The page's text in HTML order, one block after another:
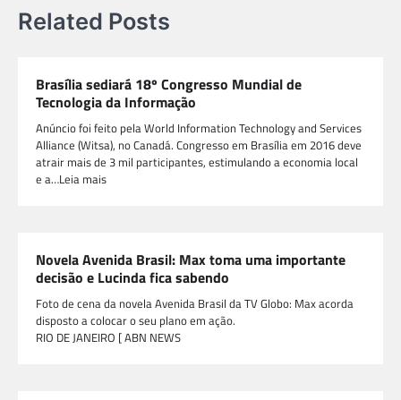
Related Posts
Brasília sediará 18º Congresso Mundial de
Tecnologia da Informação
Anúncio foi feito pela World Information Technology and Services
Alliance (Witsa), no Canadá. Congresso em Brasília em 2016 deve
atrair mais de 3 mil participantes, estimulando a economia local
e a…Leia mais
Novela Avenida Brasil: Max toma uma importante
decisão e Lucinda fica sabendo
Foto de cena da novela Avenida Brasil da TV Globo: Max acorda
disposto a colocar o seu plano em ação.
RIO DE JANEIRO [ ABN NEWS